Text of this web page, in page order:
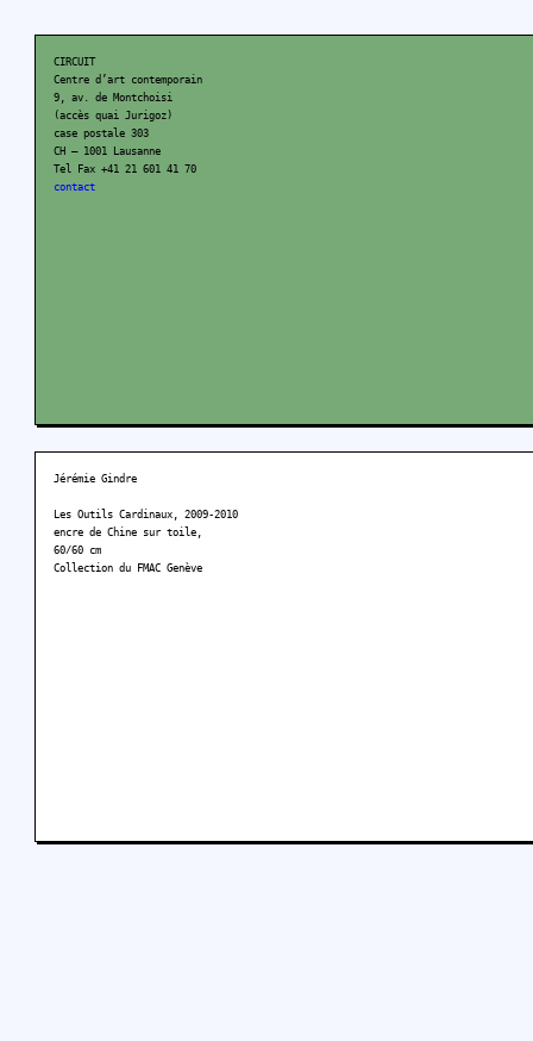
CIRCUIT
Centre d’art contemporain
9, av. de Montchoisi
(accès quai Jurigoz)
case postale 303
CH – 1001 Lausanne
Tel Fax +41 21 601 41 70
contact
Jérémie Gindre
Les Outils Cardinaux, 2009-2010
encre de Chine sur toile,
60/60 cm
Collection du FMAC Genève